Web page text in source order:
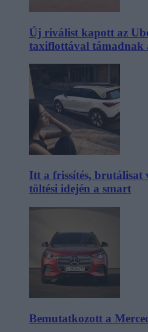
Új riválist kapott az
taxiflottával támadnak
Itt a frissítés,
töltési idején a smart
Bemutatkozott a